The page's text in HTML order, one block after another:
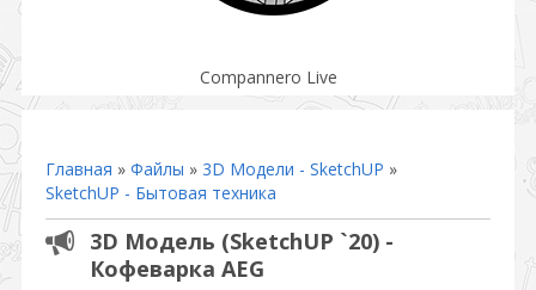
Compannero Live
Главная » Файлы » 3D Модели - SketchUP »
SketchUP - Бытовая техника
3D Модель (SketchUP `20) -
Кофеварка AEG